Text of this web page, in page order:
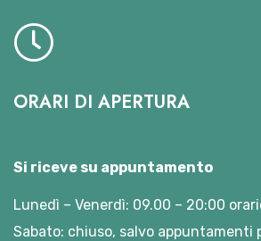
ORARI DI APERTURA
Si riceve su appuntamento
Lunedì – Venerdì: 09.00 – 20:00
Sabato: chiuso, salvo appuntamenti